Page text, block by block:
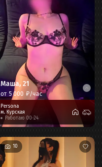
Маша, 21
от 5 000 ₽/час
Persona
м. Курская
Работаю 00-24
10